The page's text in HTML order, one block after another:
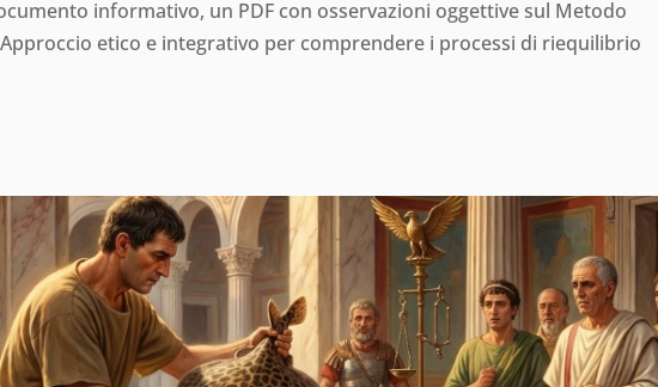
informativo, un PDF con osservazioni oggettive sul Metodo
etico e integrativo per comprendere i processi di riequilibrio